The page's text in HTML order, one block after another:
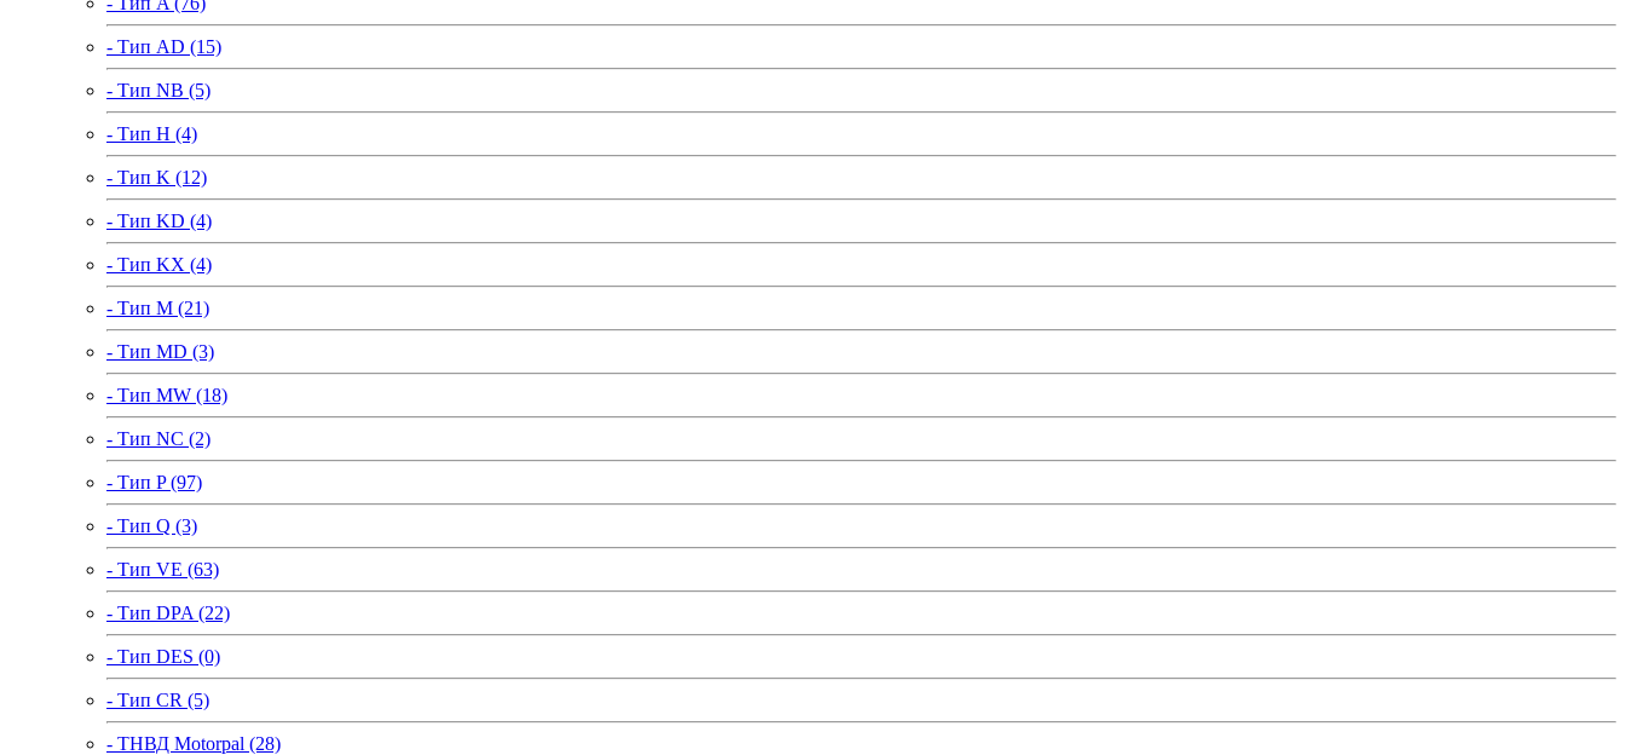
- Тип AD (15)
- Тип NB (5)
- Тип H (4)
- Тип K (12)
- Тип KD (4)
- Тип KX (4)
- Тип M (21)
- Тип MD (3)
- Тип MW (18)
- Тип NC (2)
- Тип P (97)
- Тип Q (3)
- Тип VE (63)
- Тип DPA (22)
- Тип DES (0)
- Тип CR (5)
- ТНВД Motorpal (28)